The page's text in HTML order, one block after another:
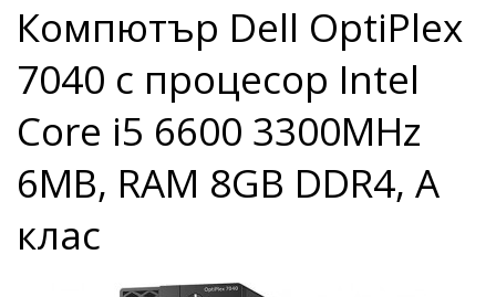
Компютър Dell OptiPlex
7040 с процесор Intel
Core i5 6600 3300MHz
6MB, RAM 8GB DDR4, A
клас